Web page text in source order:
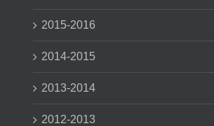
2015-2016
2014-2015
2013-2014
2012-2013